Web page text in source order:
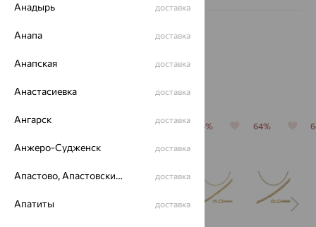
Похожие изделия
64% 64% 64% 64%
Анадырь доставка
Анапа доставка
Анапская доставка
Анастасиевка доставка
Ангарск доставка
Анжеро-Судженск доставка
Апастово, Апастовский район доставка
Апатиты доставка